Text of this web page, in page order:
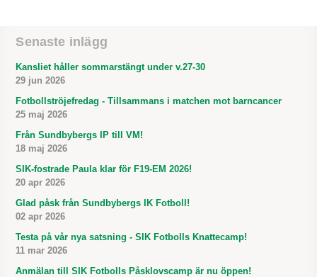
Senaste inlägg
Kansliet håller sommarstängt under v.27-30
29 jun 2026
Fotbollströjefredag - Tillsammans i matchen mot barncancer
25 maj 2026
Från Sundbybergs IP till VM!
18 maj 2026
SIK-fostrade Paula klar för F19-EM 2026!
20 apr 2026
Glad påsk från Sundbybergs IK Fotboll!
02 apr 2026
Testa på vår nya satsning - SIK Fotbolls Knattecamp!
11 mar 2026
Anmälan till SIK Fotbolls Påsklovscamp är nu öppen!